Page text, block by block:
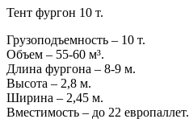
Тент фургон 10 т.
Грузоподъемность – 10 т.
Объем – 55-60 м³.
Длина фургона – 8-9 м.
Высота – 2,8 м.
Ширина – 2,45 м.
Вместимость – до 22 европаллет.